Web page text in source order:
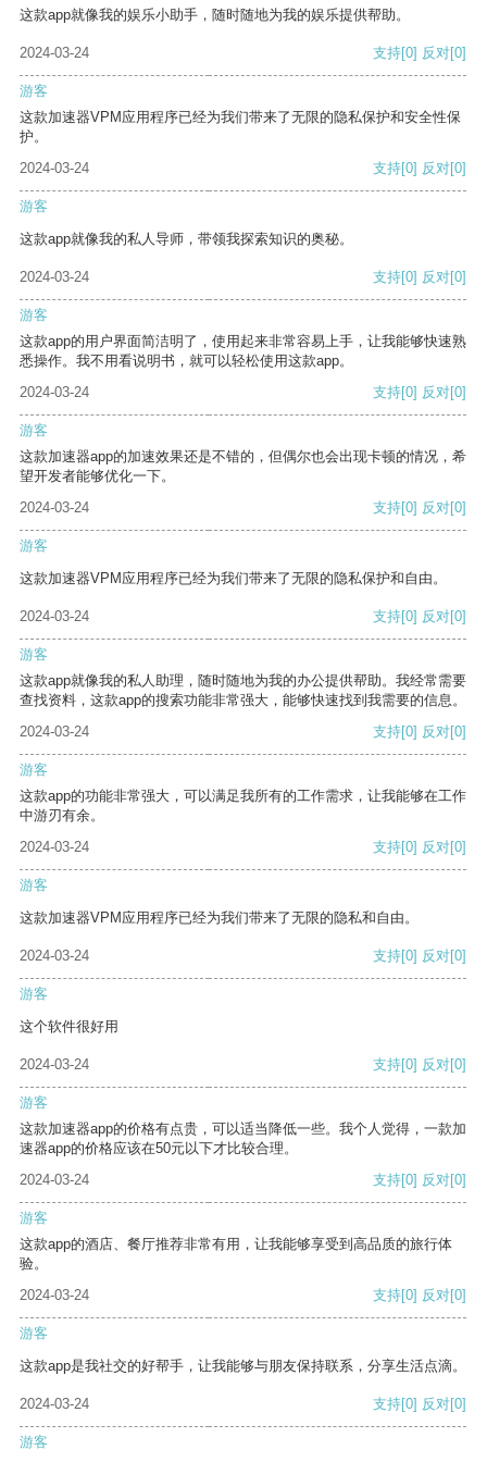
这款app就像我的娱乐小助手，随时随地为我的娱乐提供帮助。
2024-03-24 支持[0] 反对[0]
游客
这款加速器VPM应用程序已经为我们带来了无限的隐私保护和安全性保
护。
2024-03-24
支持[0] 反对[0]
游客
这款app就像我的私人导师，带领我探索知识的奥秘。
2024-03-24 支持[0] 反对[0]
游客
这款app的用户界面简洁明了，使用起来非常容易上手，让我能够快速熟
悉操作。我不用看说明书，就可以轻松使用这款app。
2024-03-24
支持[0] 反对[0]
游客
这款加速器app的加速效果还是不错的，但偶尔也会出现卡顿的情况，希
望开发者能够优化一下。
2024-03-24
支持[0] 反对[0]
游客
这款加速器VPM应用程序已经为我们带来了无限的隐私保护和自由。
2024-03-24 支持[0] 反对[0]
游客
这款app就像我的私人助理，随时随地为我的办公提供帮助。我经常需要
查找资料，这款app的搜索功能非常强大，能够快速找到我需要的信息。
2024-03-24
支持[0] 反对[0]
游客
这款app的功能非常强大，可以满足我所有的工作需求，让我能够在工作
中游刃有余。
2024-03-24
支持[0] 反对[0]
游客
这款加速器VPM应用程序已经为我们带来了无限的隐私和自由。
2024-03-24 支持[0] 反对[0]
游客
这个软件很好用
2024-03-24 支持[0] 反对[0]
游客
这款加速器app的价格有点贵，可以适当降低一些。我个人觉得，一款加
速器app的价格应该在50元以下才比较合理。
2024-03-24
支持[0] 反对[0]
游客
这款app的酒店、餐厅推荐非常有用，让我能够享受到高品质的旅行体
验。
2024-03-24
支持[0] 反对[0]
游客
这款app是我社交的好帮手，让我能够与朋友保持联系，分享生活点滴。
2024-03-24 支持[0] 反对[0]
游客